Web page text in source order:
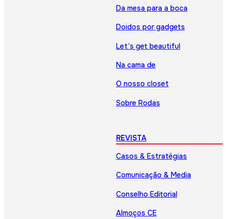
Da mesa para a boca
Doidos por gadgets
Let’s get beautiful
Na cama de
O nosso closet
Sobre Rodas
REVISTA
Casos & Estratégias
Comunicação & Media
Conselho Editorial
Almoços CE